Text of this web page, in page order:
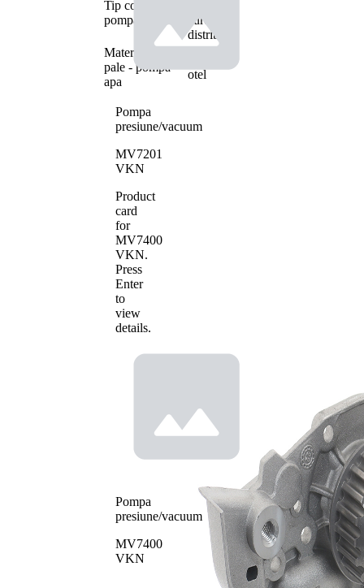
Tip constructiv
pompa apa
curea
distributie
Material roata
pale - pompa
apa
otel
Pompa
presiune/vacuum
MV7201
VKN
Product
card
for
MV7400
VKN.
Press
Enter
to
view
details.
Pompa
presiune/vacuum
MV7400
VKN